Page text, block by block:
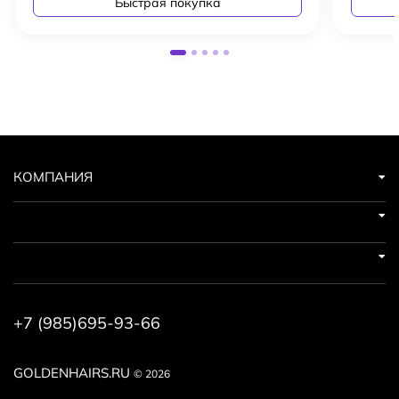
GOLDENHAIRS.RU © 2026
КОМПАНИЯ
+7 (985)695-93-66